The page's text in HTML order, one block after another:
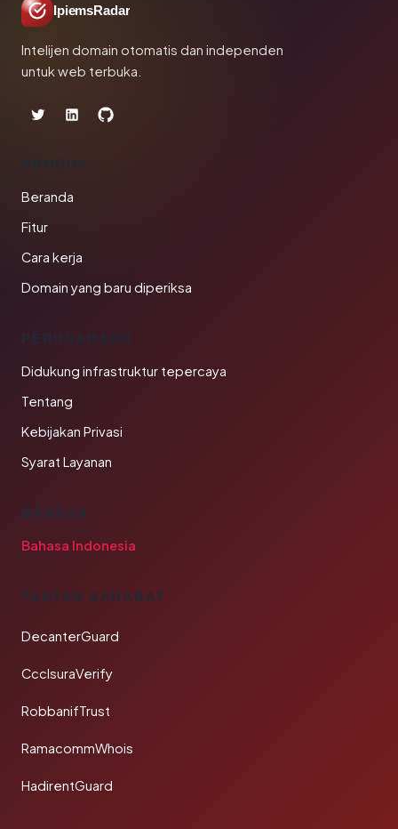
IpiemsRadar
Intelijen domain otomatis dan independen
untuk web terbuka.
PRODUK
Beranda
Fitur
Cara kerja
Domain yang baru diperiksa
PERUSAHAAN
Didukung infrastruktur tepercaya
Tentang
Kebijakan Privasi
Syarat Layanan
BAHASA
Bahasa Indonesia
TAUTAN SAHABAT
DecanterGuard
CcclsuraVerify
RobbanifTrust
RamacommWhois
HadirentGuard